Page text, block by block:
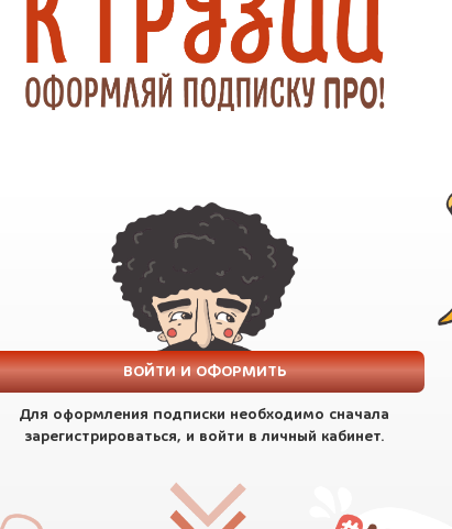
ВОЙТИ И ОФОРМИТЬ
Для оформления подписки необходимо сначала
зарегистрироваться, и войти в личный кабинет.